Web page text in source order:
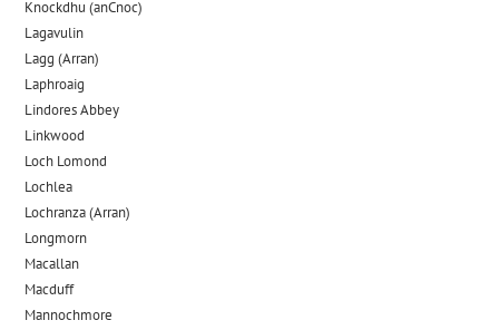
Knockdhu (anCnoc)
Lagavulin
Lagg (Arran)
Laphroaig
Lindores Abbey
Linkwood
Loch Lomond
Lochlea
Lochranza (Arran)
Longmorn
Macallan
Macduff
Mannochmore